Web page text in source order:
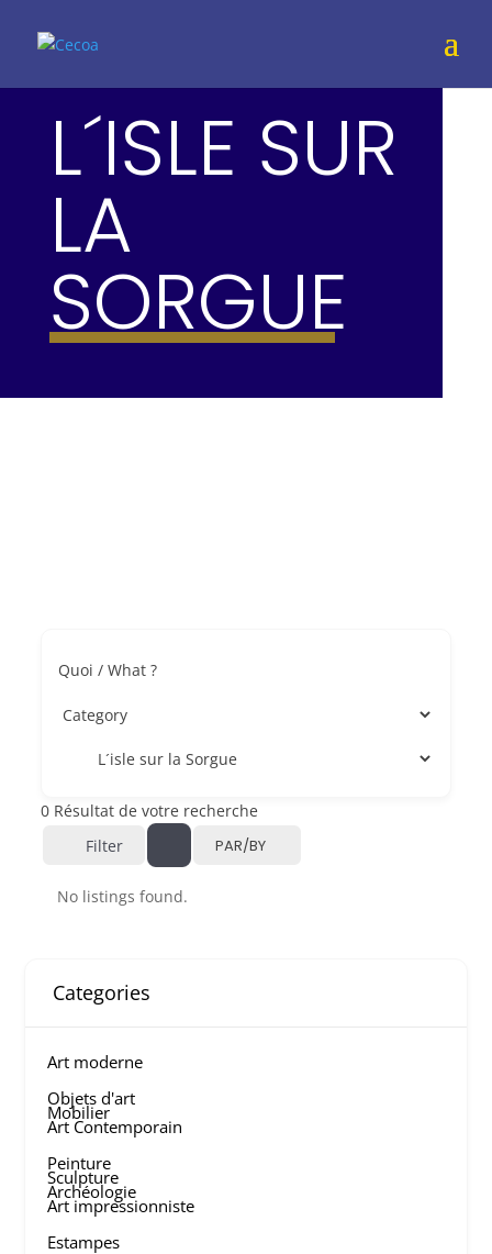
L´ISLE SUR
LA
SORGUE
Quoi / What ?
0 Résultat de votre recherche
Filter
PAR/BY
No listings found.
Categories
Art moderne
Objets d'art
Mobilier
Art Contemporain
Peinture
Sculpture
Archéologie
Art impressionniste
Estampes